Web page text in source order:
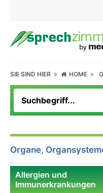
SIE SIND HIER HOME
Organe,
Allergien und
Immunerkrankungen